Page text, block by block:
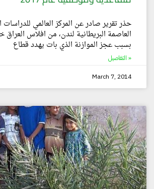
حذر تقرير صادر عن المركز العالمي للدراسات
العاصمة البريطانية لندن، من افلاس العراق
بسبب عجز الموازنة الذي بات يهدد قطاع
التفاصيل »
March 7, 2014